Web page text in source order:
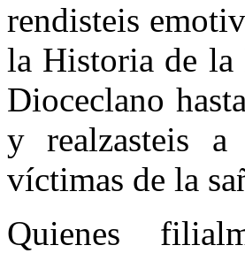
rendisteis
la Historia de la
Dioceclano
y realzasteis a
víctimas de la
Quienes